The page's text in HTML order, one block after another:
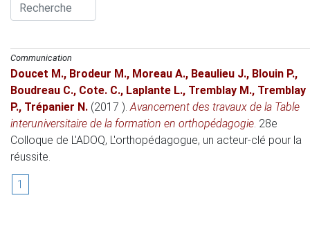
Communication
Doucet M., Brodeur M., Moreau A., Beaulieu J., Blouin P.,
Boudreau C., Cote. C., Laplante L., Tremblay M., Tremblay
P., Trépanier N. (2017 ).Avancement des travaux de la Table
interuniversitaire de la formation en orthopédagogie. 28e
Colloque de L'ADOQ, L'orthopédagogue, un acteur-clé pour la
réussite.
1